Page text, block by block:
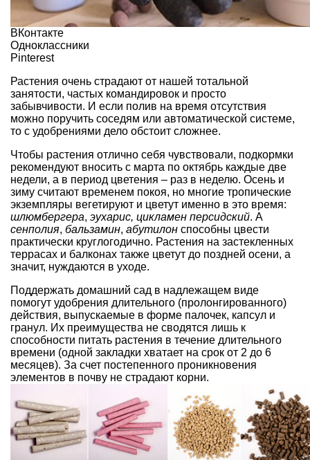
ВКонтакте
Одноклассники
Pinterest
Растения очень страдают от нашей тотальной
занятости, частых командировок и просто
забывчивости. И если полив на время отсутствия
можно поручить соседям или автоматической системе,
то с удобрениями дело обстоит сложнее.
Чтобы растения отлично себя чувствовали, подкормки
рекомендуют вносить с марта по октябрь каждые две
недели, а в период цветения – раз в неделю. Осень и
зиму считают временем покоя, но многие тропические
экземпляры вегетируют и цветут именно в это время:
шлюмбергера, эухарис, цикламен персидский. А
сенполия, бальзамин, абутилон способны цвести
практически круглогодично. Растения на застекленных
террасах и балконах также цветут до поздней осени, а
значит, нуждаются в уходе.
Поддержать домашний сад в надлежащем виде
помогут удобрения длительного (пролонгированного)
действия, выпускаемые в форме палочек, капсул и
гранул. Их преимущества не сводятся лишь к
способности питать растения в течение длительного
времени (одной закладки хватает на срок от 2 до 6
месяцев). За счет постепенного проникновения
элементов в почву не страдают корни.